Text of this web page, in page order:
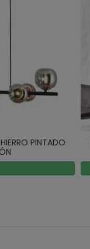
PINTADO